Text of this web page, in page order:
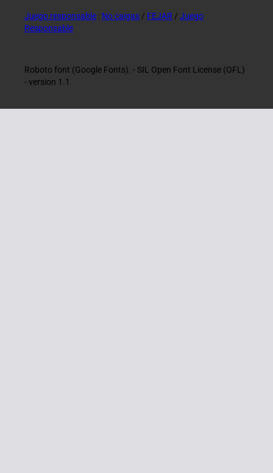
Juego responsable : No caigas / FEJAR / Juego
Responsable
Roboto font (Google Fonts). - SIL Open Font License (OFL)
- version 1.1